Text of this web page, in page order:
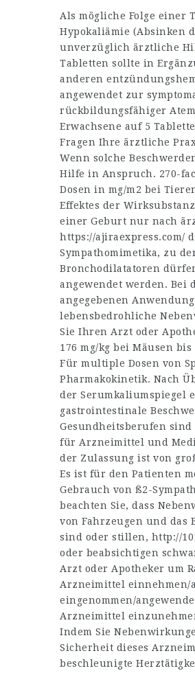
Als mögliche Folge einer
Hypokaliämie (Absinken
unverzüglich ärztliche
Tabletten sollte in
anderen
angewendet zur
rückbildungsfähiger
Erwachsene auf 5
Fragen Ihre ärztliche
Wenn solche
Hilfe in Anspruch. 270-
Dosen in mg/m2 bei
Effektes der
einer Geburt nur nach
https://ajiraexpress.com/
Sympathomimetika, zu
Bronchodilatatoren
angewendet werden. Bei
angegebenen
lebensbedrohliche
Sie Ihren Arzt oder
176 mg/kg bei Mäusen
Für multiple Dosen von
Pharmakokinetik. Nach
der Serumkaliumspiegel
gastrointestinale
Gesundheitsberufen
für Arzneimittel und
der Zulassung ist von
Es ist für den Patienten
Gebrauch von ß2-
beachten Sie, dass
von Fahrzeugen und das
sind oder stillen, http://
oder beabsichtigen
Arzt oder Apotheker um
Arzneimittel einnehmen/
eingenommen/
Arzneimittel
Indem Sie
Sicherheit dieses
beschleunigte